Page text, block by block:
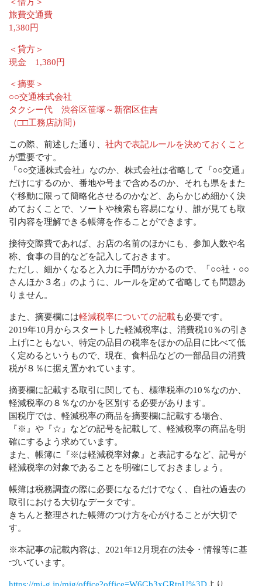
旅費交通費
1,380円
＜貸方＞
現金 1,380円
＜摘要＞
○○交通株式会社
タクシー代 渋谷区笹塚～新宿区住吉
（□□工務店訪問）
この際、前述した通り、 社内で表記ルールを決めておくこと
が重要です。
『○○交通株式会社』なのか、株式会社は省略して『○○交通』
だけにするのか、番地や号まで含めるのか、それも県をまた
ぐ移動に限って簡略化させるのかなど、あらかじめ細かく決
めておくことで、ソートや検索も容易になり、誰が見ても取
引内容を理解できる帳簿を作ることができます。
接待交際費であれば、お店の名前のほかにも、参加人数や名
称、食事の目的などを記入しておきます。
ただし、細かくなると入力に手間がかかるので、「○○社・○○
さんほか３名」のように、ルールを定めて省略しても問題あ
りません。
また、摘要欄には軽減税率についての記載も必要です。
2019年10月からスタートした軽減税率は、消費税10％の引き
上げにともない、特定の品目の税率をほかの品目に比べて低
く定めるというもので、現在、食料品などの一部品目の消費
税が８％に据え置かれています。
摘要欄に記載する取引に関しても、標準税率の10％なのか、
軽減税率の８％なのかを区別する必要があります。
国税庁では、軽減税率の商品を摘要欄に記載する場合、
『※』や『☆』などの記号を記載して、軽減税率の商品を明
確にするよう求めています。
また、帳簿に『※は軽減税率対象』と表記するなど、記号が
軽減税率の対象であることを明確にしておきましょう。
帳簿は税務調査の際に必要になるだけでなく、自社の過去の
取引における大切なデータです。
きちんと整理された帳簿のつけ方を心がけることが大切で
す。
※本記事の記載内容は、2021年12月現在の法令・情報等に基
づいています。